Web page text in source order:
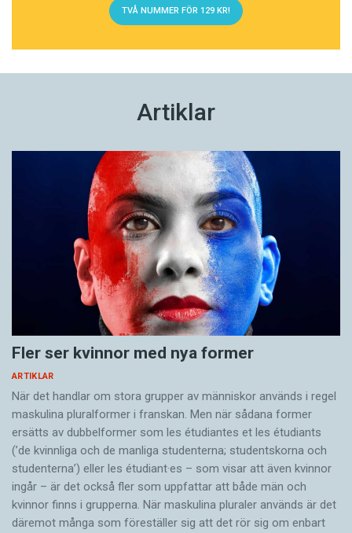
TVÅ NUMMER FÖR 129 KR!
Artiklar
Fler ser kvinnor med nya former
ARTIKLAR
När det handlar om stora grupper av människor används i regel
maskulina pluralformer i franskan. Men när sådana ­former
ersätts av dubbel­former som les étudiantes et les étudiants
(’de kvinnliga och de manliga studenterna; studentskorna och
studenterna’) eller les étudiant·es – som visar att även kvinnor
ingår – är det också fler som uppfattar att både män och
kvinnor finns i grupperna. När maskulina pluraler används är det
där­emot många som föreställer sig att det rör sig om enbart